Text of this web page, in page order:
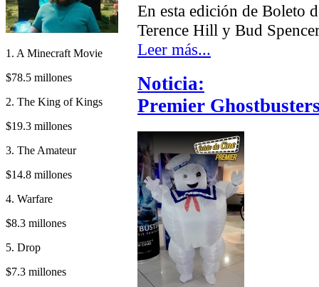
1. A Minecraft Movie
$78.5 millones
2. The King of Kings
$19.3 millones
3. The Amateur
$14.8 millones
4. Warfare
$8.3 millones
5. Drop
$7.3 millones
En esta edición de Boleto
Terence Hill y Bud
Leer más...
Noticia:
Premier